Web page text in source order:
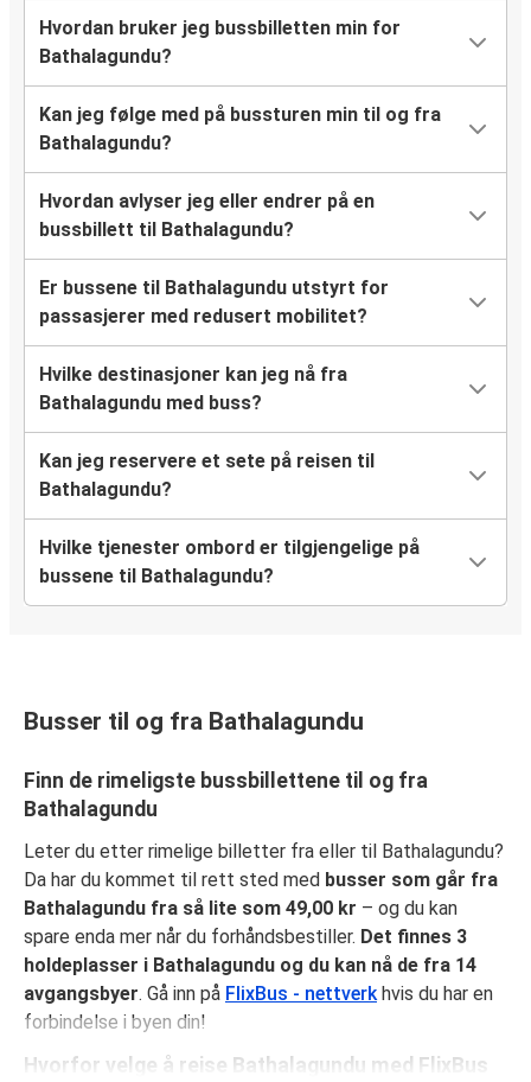
Hvordan bruker jeg bussbilletten min for
Bathalagundu?
Kan jeg følge med på bussturen min til og fra
Bathalagundu?
Hvordan avlyser jeg eller endrer på en
bussbillett til Bathalagundu?
Er bussene til Bathalagundu utstyrt for
passasjerer med redusert mobilitet?
Hvilke destinasjoner kan jeg nå fra
Bathalagundu med buss?
Kan jeg reservere et sete på reisen til
Bathalagundu?
Hvilke tjenester ombord er tilgjengelige på
bussene til Bathalagundu?
Busser til og fra Bathalagundu
Finn de rimeligste bussbillettene til og fra
Bathalagundu
Leter du etter rimelige billetter fra eller til Bathalagundu?
Da har du kommet til rett sted med busser som går fra
Bathalagundu fra så lite som 49,00 kr – og du kan
spare enda mer når du forhåndsbestiller. Det finnes 3
holdeplasser i Bathalagundu og du kan nå de fra 14
avgangsbyer. Gå inn på FlixBus - nettverkhvis du har en
forbindelse i byen din!
Hvorfor velge å reise Bathalagundu med FlixBus